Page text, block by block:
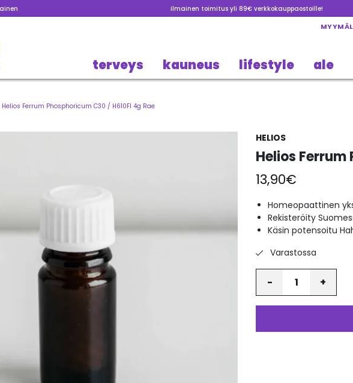
Ilmainen toimitus yli 89€ verkkokauppaostoille!
terveys kauneus lifestyle ale
Helios Ferrum Phosphoricum C30 / H610FI 4g Rae
HELIOS
Helios Ferrum
13,90€
Homeopaattinen
Rekisteröity
Käsin potensoitu
Varastossa